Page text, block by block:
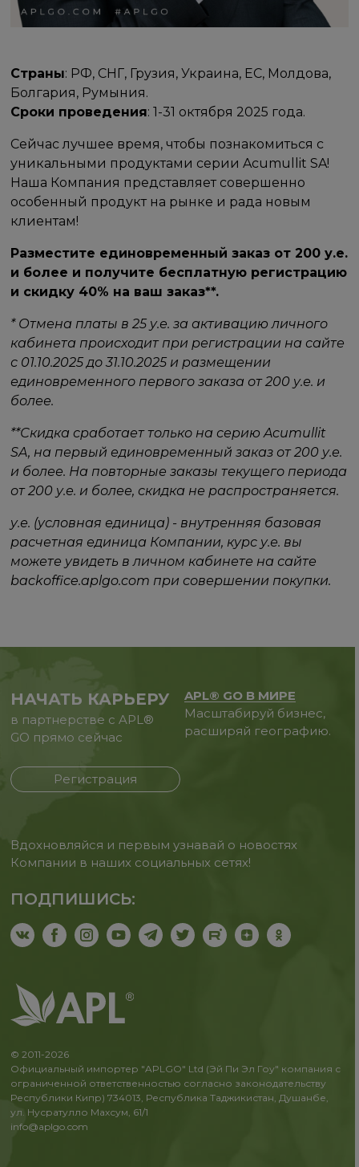
Страны: РФ, СНГ, Грузия, Украина, ЕС, Молдова,
Болгария, Румыния.
Сроки проведения: 1-31 октября 2025 года.
Сейчас лучшее время, чтобы познакомиться с
уникальными продуктами серии Acumullit SA!
Наша Компания представляет совершенно
особенный продукт на рынке и рада новым
клиентам!
Разместите единовременный заказ от 200 у.е.
и более и получите бесплатную регистрацию
и скидку 40% на ваш заказ**.
* Отмена платы в 25 у.е. за активацию личного
кабинета происходит при регистрации на сайте
с 01.10.2025 до 31.10.2025 и размещении
единовременного первого заказа от 200 у.е. и
более.
**Скидка сработает только на серию Acumullit
SA, на первый единовременный заказ от 200 у.е.
и более. На повторные заказы текущего периода
от 200 у.е. и более, скидка не распространяется.
у.е. (условная единица) - внутренняя базовая
расчетная единица Компании, курс у.е. вы
можете увидеть в личном кабинете на сайте
backoffice.aplgo.com при совершении покупки.
НАЧАТЬ КАРЬЕРУ
в партнерстве с APL®
GO прямо сейчас
Регистрация
APL® GO В МИРЕ
Масштабируй бизнес,
расширяй географию.
Вдохновляйся и первым узнавай о новостях
Компании в наших социальных сетях!
ПОДПИШИСЬ:
© 2011-2026
Официальный импортер "APLGO" Ltd (Эй Пи Эл Гоу" компания с
ограниченной ответственностью согласно законодательству
Республики Кипр) 734013, Республика Таджикистан, Душанбе,
ул. Нусратулло Махсум, 61/1
info@aplgo.com